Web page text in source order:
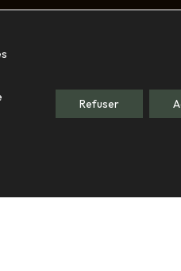
Le showroom
Nos engagements
Refuser